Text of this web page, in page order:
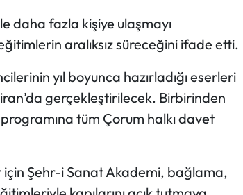
daha fazla kişiye ulaşmayı
aralıksız süreceğini ifade etti.
yıl boyunca hazırladığı eserleri
gerçekleştirilecek. Birbirinden
tüm Çorum halkı davet
Şehr-i Sanat Akademi, bağlama,